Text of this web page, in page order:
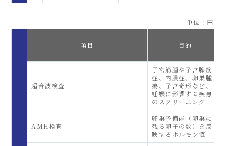
単位：円
項目 目的
超音波検査
子宮筋腫や子宮腺筋
症、内膜症、卵巣腫
瘍、子宮奇形など、
妊娠に影響する疾患
のスクリーニング
AMH検査
卵巣予備能（卵巣に
残る卵子の数）を反
映するホルモン値